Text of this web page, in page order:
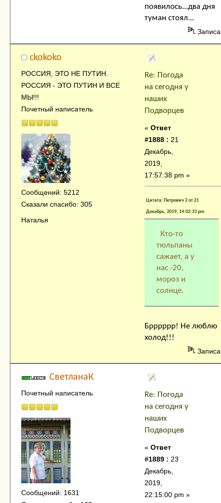
появилось...два дня
туман стоял...
ckokoko
РОССИЯ, ЭТО НЕ ПУТИН.
РОССИЯ - ЭТО ПУТИН И ВСЕ
МЫ!!!
Почетный написатель
Сообщений: 5212
Сказали спасибо: 305
Наталья
Re: Погода
на сегодня у
наших
Подворцев
« Ответ
#1888 : 21
Декабрь,
2019,
17:57:38 pm »
Цитата: Петрович 2 от 21
Декабрь, 2019, 14:02:33 pm
Кто-то
тюльпаны
сажает, а у
нас -20,
мороз и
солнце.
Брррррр! Не люблю
холод!!!
СветланаК
Почетный написатель
Сообщений: 1631
Re: Погода
на сегодня у
наших
Подворцев
« Ответ
#1889 : 23
Декабрь,
2019,
22:15:00 pm »